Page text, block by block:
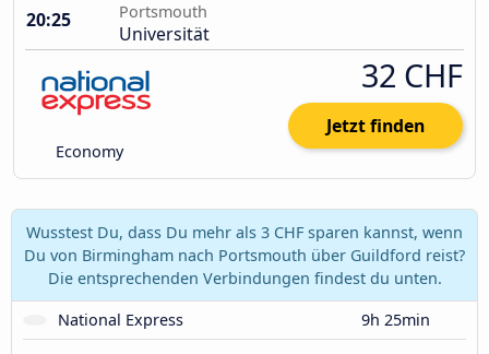
20:25
Portsmouth
Universität
Economy
32 CHF
Jetzt finden
Wusstest Du, dass Du mehr als 3 CHF sparen kannst, wenn
Du von Birmingham nach Portsmouth über Guildford reist?
Die entsprechenden Verbindungen findest du unten.
National Express
9h 25min